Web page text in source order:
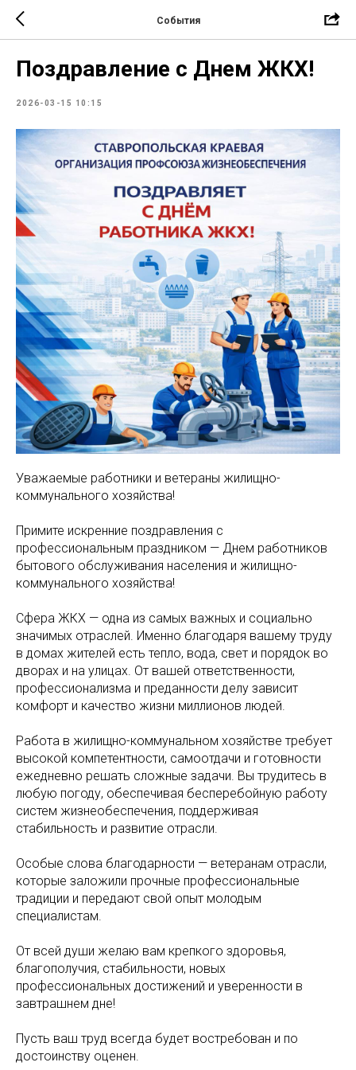
События
Поздравление с Днем ЖКХ!
2026-03-15 10:15
Уважаемые работники и ветераны жилищно-
коммунального хозяйства!
Примите искренние поздравления с
профессиональным праздником — Днем работников
бытового обслуживания населения и жилищно-
коммунального хозяйства!
Сфера ЖКХ — одна из самых важных и социально
значимых отраслей. Именно благодаря вашему труду
в домах жителей есть тепло, вода, свет и порядок во
дворах и на улицах. От вашей ответственности,
профессионализма и преданности делу зависит
комфорт и качество жизни миллионов людей.
Работа в жилищно-коммунальном хозяйстве требует
высокой компетентности, самоотдачи и готовности
ежедневно решать сложные задачи. Вы трудитесь в
любую погоду, обеспечивая бесперебойную работу
систем жизнеобеспечения, поддерживая
стабильность и развитие отрасли.
Особые слова благодарности — ветеранам отрасли,
которые заложили прочные профессиональные
традиции и передают свой опыт молодым
специалистам.
От всей души желаю вам крепкого здоровья,
благополучия, стабильности, новых
профессиональных достижений и уверенности в
завтрашнем дне!
Пусть ваш труд всегда будет востребован и по
достоинству оценен.